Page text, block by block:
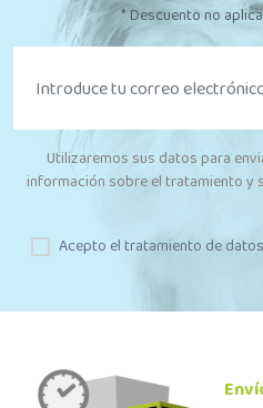
* Descuento no
Utilizaremos sus datos para
información sobre el tratamiento y
Acepto el tratamiento de